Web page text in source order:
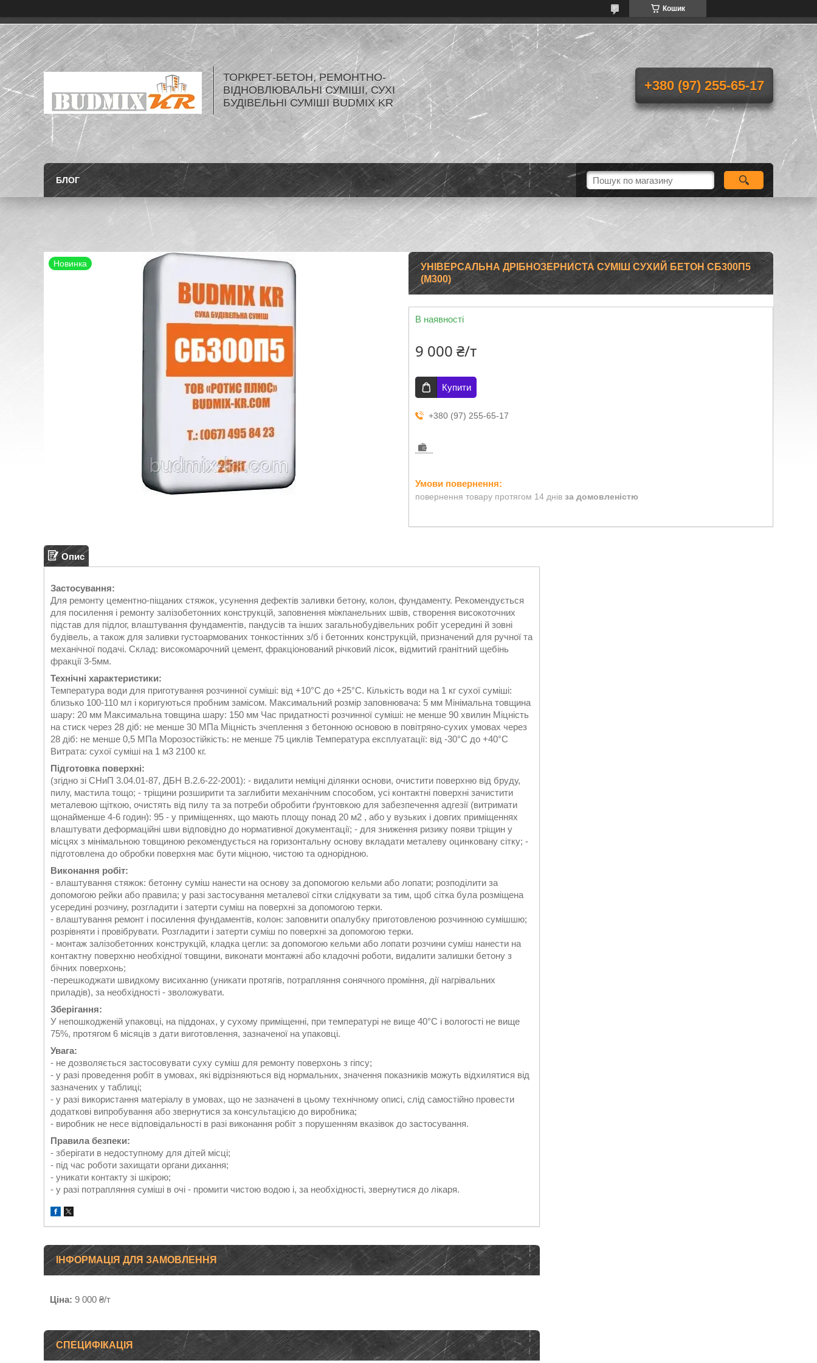
Кошик
ТОРКРЕТ-БЕТОН, РЕМОНТНО-
ВІДНОВЛЮВАЛЬНІ СУМІШІ, СУХІ
БУДІВЕЛЬНІ СУМІШІ BUDMIX KR
+380 (97) 255-65-17
БЛОГ
Новинка
УНІВЕРСАЛЬНА ДРІБНОЗЕРНИСТА СУМІШ СУХИЙ БЕТОН СБ300П5
(М300)
В наявності
9 000 ₴/т
Купити
+380 (97) 255-65-17
повернення товару протягом 14 днів за домовленістю
Опис
Застосування:
Для ремонту цементно-піщаних стяжок, усунення дефектів заливки бетону, колон, фундаменту. Рекомендується
для посилення і ремонту залізобетонних конструкцій, заповнення міжпанельних швів, створення високоточних
підстав для підлог, влаштування фундаментів, пандусів та інших загальнобудівельних робіт усередині й зовні
будівель, а також для заливки густоармованих тонкостінних з/б і бетонних конструкцій, призначений для ручної та
механічної подачі. Склад: високомарочний цемент, фракціонований річковий лісок, відмитий гранітний щебінь
фракції 3-5мм.
Технічні характеристики:
Температура води для приготування розчинної суміші: від +10°С до +25°С. Кількість води на 1 кг сухої суміші:
близько 100-110 мл і коригуються пробним замісом. Максимальний розмір заповнювача: 5 мм Мінімальна товщина
шару: 20 мм Максимальна товщина шару: 150 мм Час придатності розчинної суміші: не менше 90 хвилин Міцність
на стиск через 28 діб: не менше 30 МПа Міцність зчеплення з бетонною основою в повітряно-сухих умовах через
28 діб: не менше 0,5 МПа Морозостійкість: не менше 75 циклів Температура експлуатації: від -30°С до +40°С
Витрата: сухої суміші на 1 м3 2100 кг.
Підготовка поверхні:
(згідно зі СНиП 3.04.01-87, ДБН В.2.6-22-2001): - видалити неміцні ділянки основи, очистити поверхню від бруду,
пилу, мастила тощо; - тріщини розширити та заглибити механічним способом, усі контактні поверхні зачистити
металевою щіткою, очистять від пилу та за потреби обробити ґрунтовкою для забезпечення адгезії (витримати
щонайменше 4-6 годин): 95 - у приміщеннях, що мають площу понад 20 м2 , або у вузьких і довгих приміщеннях
влаштувати деформаційні шви відповідно до нормативної документації; - для зниження ризику появи тріщин у
місцях з мінімальною товщиною рекомендується на горизонтальну основу вкладати металеву оцинковану сітку; -
підготовлена до обробки поверхня має бути міцною, чистою та однорідною.
Виконання робіт:
- влаштування стяжок: бетонну суміш нанести на основу за допомогою кельми або лопати; розподілити за
допомогою рейки або правила; у разі застосування металевої сітки слідкувати за тим, щоб сітка була розміщена
усередині розчину, розгладити і затерти суміш на поверхні за допомогою терки.
- влаштування ремонт і посилення фундаментів, колон: заповнити опалубку приготовленою розчинною сумішшю;
розрівняти і провібрувати. Розгладити і затерти суміш по поверхні за допомогою терки.
- монтаж залізобетонних конструкцій, кладка цегли: за допомогою кельми або лопати розчини суміш нанести на
контактну поверхню необхідної товщини, виконати монтажні або кладочні роботи, видалити залишки бетону з
бічних поверхонь;
-перешкоджати швидкому висиханню (уникати протягів, потрапляння сонячного проміння, дії нагрівальних
приладів), за необхідності - зволожувати.
Зберігання:
У непошкодженій упаковці, на піддонах, у сухому приміщенні, при температурі не вище 40°С і вологості не вище
75%, протягом 6 місяців з дати виготовлення, зазначеної на упаковці.
Увага:
- не дозволяється застосовувати суху суміш для ремонту поверхонь з гіпсу;
- у разі проведення робіт в умовах, які відрізняються від нормальних, значення показників можуть відхилятися від
зазначених у таблиці;
- у разі використання матеріалу в умовах, що не зазначені в цьому технічному описі, слід самостійно провести
додаткові випробування або звернутися за консультацією до виробника;
- виробник не несе відповідальності в разі виконання робіт з порушенням вказівок до застосування.
Правила безпеки:
- зберігати в недоступному для дітей місці;
- під час роботи захищати органи дихання;
- уникати контакту зі шкірою;
- у разі потрапляння суміші в очі - промити чистою водою і, за необхідності, звернутися до лікаря.
ІНФОРМАЦІЯ ДЛЯ ЗАМОВЛЕННЯ
Ціна: 9 000 ₴/т
СПЕЦИФІКАЦІЯ